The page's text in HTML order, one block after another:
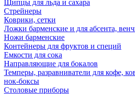
Щипцы для льда и сахара
Стрейнеры
Коврики, сетки
Ложки барменские и для абсента,
Ножи барменские
Контейнеры для фруктов и специй
Емкости для сока
Направляющие для бокалов
Темперы, разравниватели для кофе,
нок-боксы
Столовые приборы